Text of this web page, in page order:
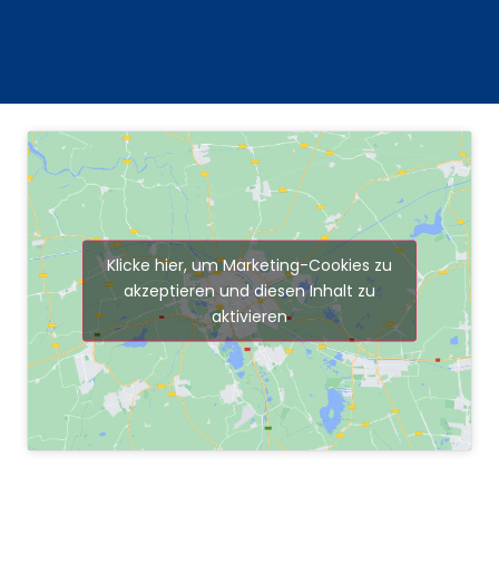
Klicke hier, um Marketing-Cookies zu
akzeptieren und diesen Inhalt zu
aktivieren